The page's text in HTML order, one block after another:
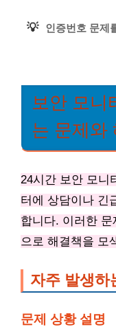
💡 인증번호 문제
보안 모니
는 문제와
24시간 보안 모니
터에 상담이나 긴
합니다. 이러한
으로 해결책을 모
자주 발생하
문제 상황 설명